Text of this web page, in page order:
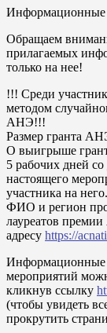
Информационные
Обращаем
прилагаемых
только на нее!
!!! Среди
методом
АНЭ!!!
Размер гранта
О выигрыше
5 рабочих дней
настоящего
участника на него.
ФИО и регион
лауреатов
адресу https://
Информационные
мероприятий
кликнув ссылку
(чтобы увидеть
прокрутить